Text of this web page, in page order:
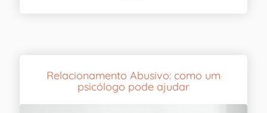
Relacionamento Abusivo: como um
psicólogo pode ajudar